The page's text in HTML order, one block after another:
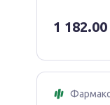
стеарат.
1